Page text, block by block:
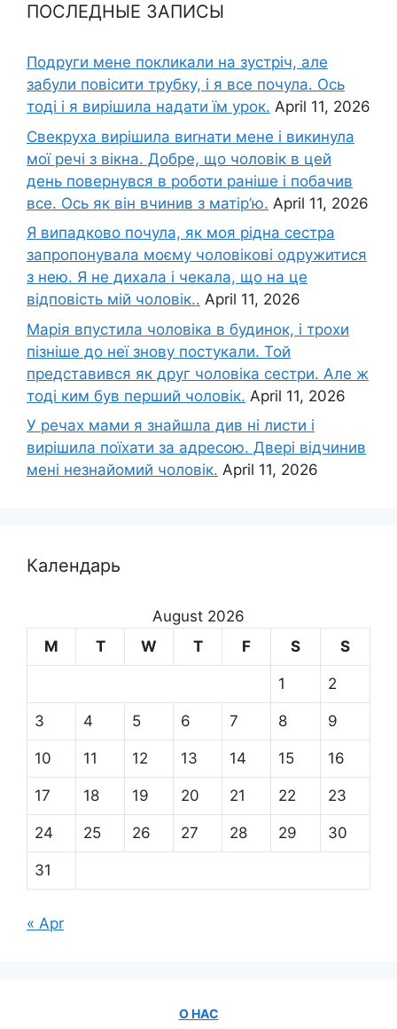
ПОСЛЕДНЫЕ ЗАПИСЫ
Подруги мене покликали на зустріч, але
забули повісити трубку, і я все почула. Ось
тоді і я вирішила надати їм урок. April 11, 2026
Свекруха вирішила виrнати мене і викинула
мої речі з вікна. Добре, що чоловік в цей
день повернувся в роботи раніше і побачив
все. Ось як він вчинив з матір’ю. April 11, 2026
Я випадково почула, як моя рідна сестра
запропонувала моєму чоловікові одружитися
з нею. Я не дихала і чекала, що на це
відповість мій чоловік.. April 11, 2026
Марія впустила чоловіка в будинок, і трохи
пізніше до неї знову постукали. Той
представився як друг чоловіка сестри. Але ж
тоді ким був перший чоловік. April 11, 2026
У речах мами я знайшла див ні листи і
вирішила поїхати за адресою. Двері відчинив
мені незнайомий чоловік. April 11, 2026
Календарь
August 2026
M
T W T F S S
1 2
3 4 5 6 7 8 9
10 11 12 13 14 15 16
17 18 19 20 21 22 23
24 25 26 27 28 29 30
31
« Apr
О НАС